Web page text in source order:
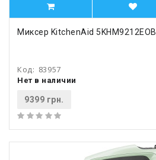
Миксер KitchenAid 5KHM9212EOB
Код: 83957
Нет в наличии
9399 грн.